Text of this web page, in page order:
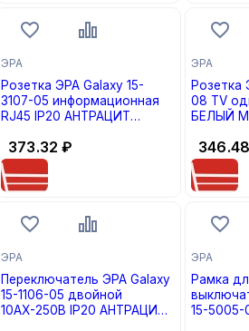
ЭРА
Розетка ЭРА Galaxy 15-
3107-05 информационная
RJ45 IP20 АНТРАЦИТ
373.32 ₽
ЭРА
Розетка
08 TV
БЕЛЫЙ
ЭРА
Переключатель ЭРА Galaxy
15-1106-05 двойной
10АХ-250В IP20 АНТРАЦИТ
ЭРА
Рамка
15-5005-